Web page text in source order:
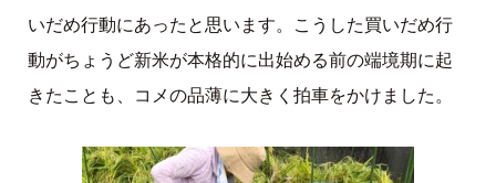
いだめ行動にあったと思います。こうした買いだめ行
動がちょうど新米が本格的に出始める前の端境期に起
きたことも、コメの品薄に大きく拍車をかけました。